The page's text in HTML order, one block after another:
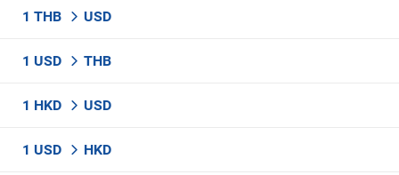
1 THB USD
1 USD THB
1 HKD USD
1 USD HKD